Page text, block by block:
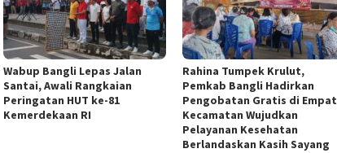
Wabup Bangli Lepas Jalan
Santai, Awali Rangkaian
Peringatan HUT ke-81
Kemerdekaan RI
Rahina Tumpek Krulut,
Pemkab Bangli Hadirkan
Pengobatan Gratis di Empat
Kecamatan Wujudkan
Pelayanan Kesehatan
Berlandaskan Kasih Sayang